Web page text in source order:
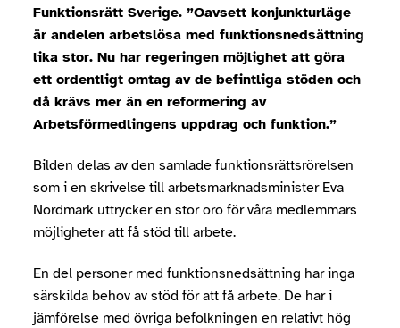
Funktionsrätt Sverige. ”Oavsett konjunkturläge
är andelen arbetslösa med funktionsnedsättning
lika stor. Nu har regeringen möjlighet att göra
ett ordentligt omtag av de befintliga stöden och
då krävs mer än en reformering av
Arbetsförmedlingens uppdrag och funktion.”
Bilden delas av den samlade funktionsrättsrörelsen
som i en skrivelse till arbetsmarknadsminister Eva
Nordmark uttrycker en stor oro för våra medlemmars
möjligheter att få stöd till arbete.
En del personer med funktionsnedsättning har inga
särskilda behov av stöd för att få arbete. De har i
jämförelse med övriga befolkningen en relativt hög